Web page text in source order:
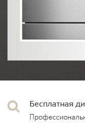
Бесплатная